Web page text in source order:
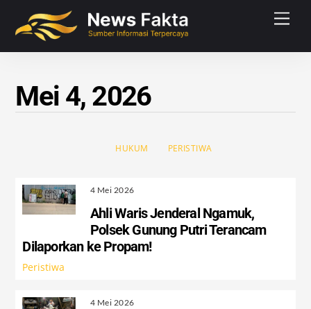
content
Mei 4, 2026
HUKUM PERISTIWA
4 Mei 2026
Ahli Waris Jenderal Ngamuk,
Polsek Gunung Putri Terancam
Dilaporkan ke Propam!
Peristiwa
4 Mei 2026